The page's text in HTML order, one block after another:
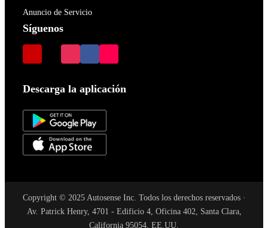
Anuncio de Servicio
Síguenos
Descarga la aplicación
Copyright © 2025 Autosense Inc. Todos los derechos reservados ·
Av. Patrick Henry, 4701 - Edificio 4, Oficina 402, Santa Clara,
California 95054, EE.UU.